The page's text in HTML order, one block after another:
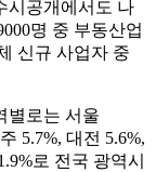
시공개에서도 나
명 중 부동산업
신규 사업자 중
별로는 서울
5.7%, 대전 5.6%,
로 전국 광역시